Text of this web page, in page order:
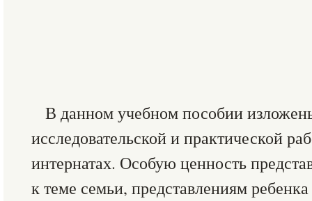
В данном учебном пособии
исследовательской и практической
интернатах. Особую ценность
к теме семьи, представлениям